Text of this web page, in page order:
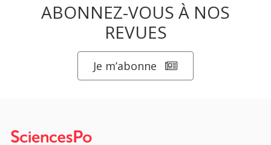
ABONNEZ-VOUS À NOS
REVUES
Je m’abonne